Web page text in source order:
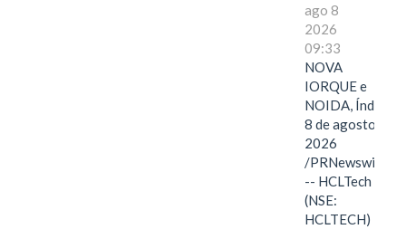
ago 8
2026
09:33
NOVA
IORQUE e
NOIDA, Índia,
8 de agosto de
2026
/PRNewswire/
-- HCLTech
(NSE:
HCLTECH)